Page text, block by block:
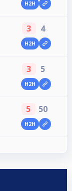
H2H
3 4
H2H
3 5
H2H
5 50
H2H